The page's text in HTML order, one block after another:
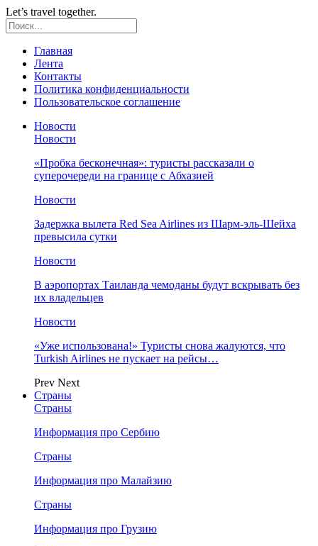
Let’s travel together.
Главная
Лента
Контакты
Политика конфиденциальности
Пользовательское соглашение
Новости
Новости
«Пробка бесконечная»: туристы рассказали о
суперочереди на границе с Абхазией
Новости
Задержка вылета Red Sea Airlines из Шарм-эль-Шейха
превысила сутки
Новости
В аэропортах Таиланда чемоданы будут вскрывать без
их владельцев
Новости
«Уже использована!» Туристы снова жалуются, что
Turkish Airlines не пускает на рейсы…
Prev Next
Страны
Страны
Информация про Сербию
Страны
Информация про Малайзию
Страны
Информация про Грузию